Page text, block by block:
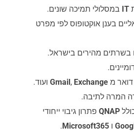
IT במסלולי תמיכה שונים.
בענן אוקטופוס לפי מפרט
בשרתים מהירים בישראל.
מ
Gmail , Exchange
ועוד.
המרה לתיבה.
QNAP פתרון גיבוי ייחודי
ו Microsoft365
.